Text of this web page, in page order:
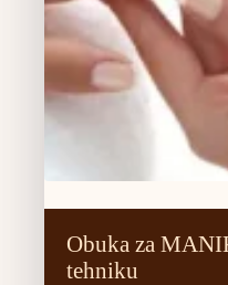
Obuka za
tehniku